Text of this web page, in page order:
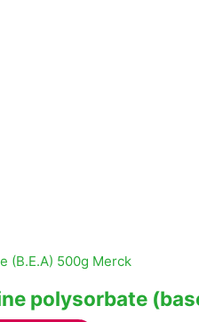
polysorbate